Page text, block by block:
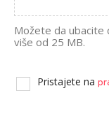
Možete da ubacite
više od 25 MB.
Pristajete na